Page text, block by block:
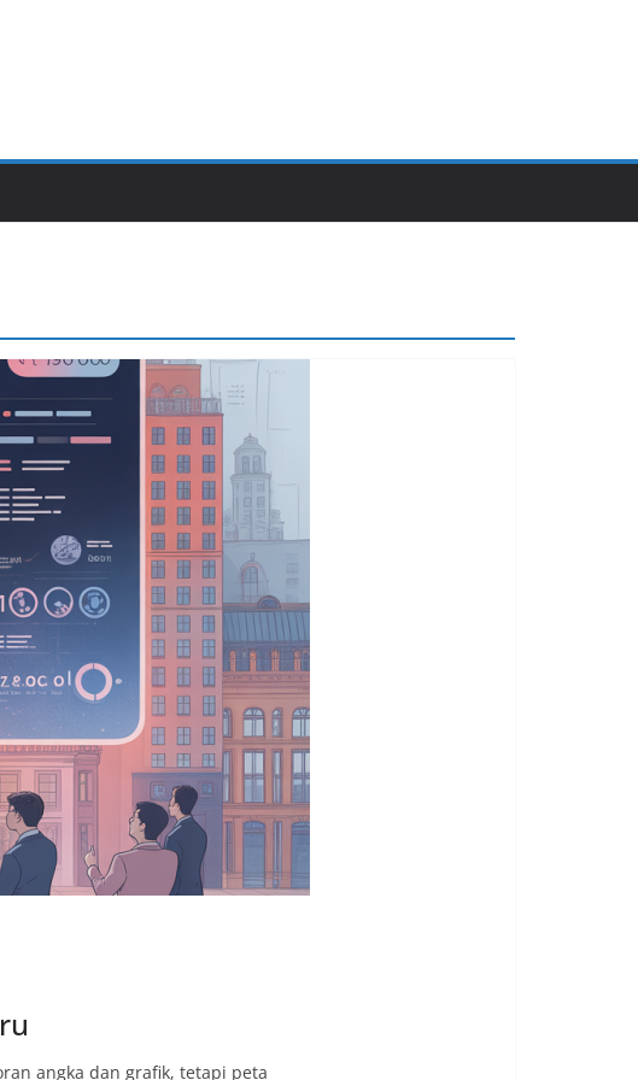
angka dan grafik, tetapi peta